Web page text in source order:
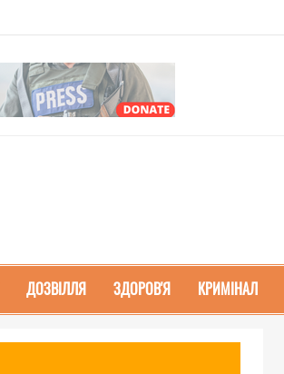
ДОЗВІЛЛЯ ЗДОРОВ'Я КРИМІНАЛ